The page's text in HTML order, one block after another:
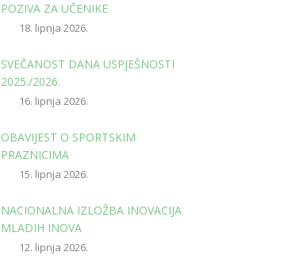
POZIVA ZA UČENIKE
18. lipnja 2026.
SVEČANOST DANA USPJEŠNOSTI
2025./2026.
16. lipnja 2026.
OBAVIJEST O SPORTSKIM
PRAZNICIMA
15. lipnja 2026.
NACIONALNA IZLOŽBA INOVACIJA
MLADIH INOVA
12. lipnja 2026.